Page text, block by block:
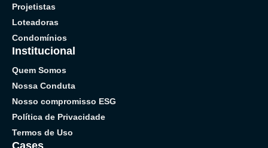
Projetistas
Loteadoras
Condomínios
Institucional
Quem Somos
Nossa Conduta
Nosso compromisso ESG
Política de Privacidade
Termos de Uso